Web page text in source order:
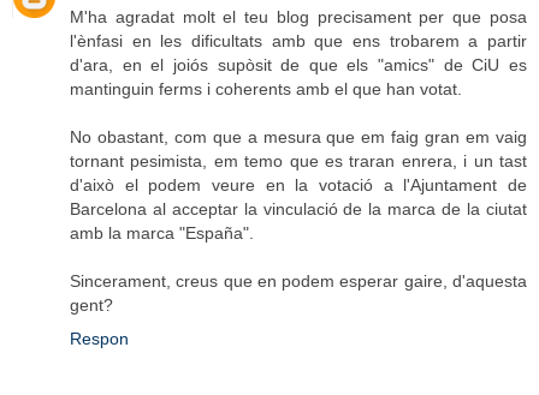
M'ha agradat molt el teu blog precisament per que posa
l'ènfasi en les dificultats amb que ens trobarem a partir
d'ara, en el joiós supòsit de que els "amics" de CiU es
mantinguin ferms i coherents amb el que han votat.
No obastant, com que a mesura que em faig gran em vaig
tornant pesimista, em temo que es traran enrera, i un tast
d'això el podem veure en la votació a l'Ajuntament de
Barcelona al acceptar la vinculació de la marca de la ciutat
amb la marca "España".
Sincerament, creus que en podem esperar gaire, d'aquesta
gent?
Respon